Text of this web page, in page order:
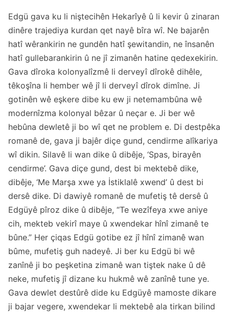
Edgü gava ku li niştecihên Hekarîyê û li kevir û zinaran
dinêre trajediya kurdan qet nayê bîra wî. Ne bajarên
hatî wêrankirin ne gundên hatî şewitandin, ne însanên
hatî gullebarankirin û ne jî zimanên hatine qedexekirin.
Gava dîroka kolonyalîzmê li derveyî dîrokê dihêle,
têkoşîna li hember wê jî li derveyî dîrok dimîne. Ji
gotinên wê eşkere dibe ku ew ji netemambûna wê
modernîzma kolonyal bêzar û neçar e. Ji ber wê
hebûna dewletê ji bo wî qet ne problem e. Di destpêka
romanê de, gava ji bajêr diçe gund, cendirme alîkariya
wî dikin. Silavê li wan dike û dibêje, ‘Spas, birayên
cendirme’. Gava diçe gund, dest bi mektebê dike,
dibêje, ‘Me Marşa xwe ya İstiklalê xwend’ û dest bi
dersê dike. Di dawiyê romanê de mufetiş tê dersê û
Edgüyê pîroz dike û dibêje, “Te wezîfeya xwe aniye
cih, mekteb vekirî maye û xwendekar hînî zimanê te
bûne.” Her çiqas Edgü gotibe ez jî hînî zimanê wan
bûme, mufetiş guh nadeyê. Ji ber ku Edgü bi wê
zanînê ji bo peşketina zimanê wan tiştek nake û dê
neke, mufetiş jî dizane ku hukmê wê zanînê tune ye.
Gava dewlet destûrê dide ku Edgüyê mamoste dikare
ji bajar vegere, xwendekar li mektebê ala tirkan bilind